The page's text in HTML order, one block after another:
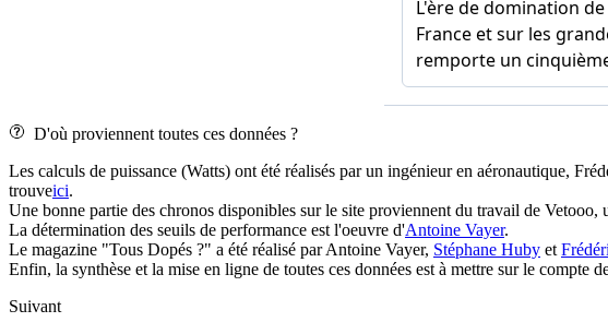
D'où proviennent toutes ces données ?
Les calculs de puissance (Watts) ont été réalisés par un ingénieur en aéronautique,
trouveici.
Une bonne partie des chronos disponibles sur le site proviennent du travail de
La détermination des seuils de performance est l'oeuvre d'Antoine Vayer.
Le magazine "Tous Dopés ?" a été réalisé par Antoine Vayer, Stéphane Huby et
Enfin, la synthèse et la mise en ligne de toutes ces données est à mettre sur le compte
Suivant